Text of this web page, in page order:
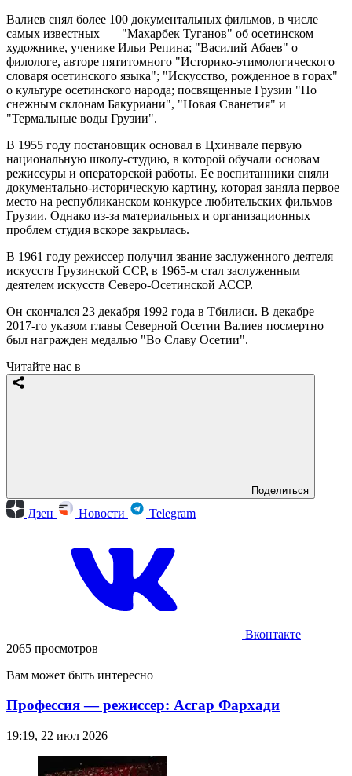
Валиев снял более 100 документальных фильмов, в числе
самых известных — "Махарбек Туганов" об осетинском
художнике, ученике Ильи Репина; "Василий Абаев" о
филологе, авторе пятитомного "Историко-этимологического
словаря осетинского языка"; "Искусство, рожденное в горах"
о культуре осетинского народа; посвященные Грузии "По
снежным склонам Бакуриани", "Новая Сванетия" и
"Термальные воды Грузии".
В 1955 году постановщик основал в Цхинвале первую
национальную школу-студию, в которой обучали основам
режиссуры и операторской работы. Ее воспитанники сняли
документально-историческую картину, которая заняла первое
место на республиканском конкурсе любительских фильмов
Грузии. Однако из-за материальных и организационных
проблем студия вскоре закрылась.
В 1961 году режиссер получил звание заслуженного деятеля
искусств Грузинской ССР, в 1965-м стал заслуженным
деятелем искусств Северо-Осетинской АССР.
Он скончался 23 декабря 1992 года в Тбилиси. В декабре
2017-го указом главы Северной Осетии Валиев посмертно
был награжден медалью "Во Славу Осетии".
Читайте нас в
Поделиться
Дзен Новости Telegram
Вконтакте
2065 просмотров
Вам может быть интересно
Профессия — режиссер: Асгар Фархади
19:19, 22 июл 2026